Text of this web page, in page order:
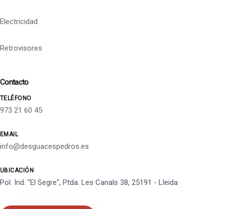
Electricidad
Retrovisores
Contacto
TELÉFONO
973 21 60 45
EMAIL
info@desguacespedros.es
UBICACIÓN
Pol. Ind. "El Segre", Ptda. Les Canals 38, 25191 - Lleida